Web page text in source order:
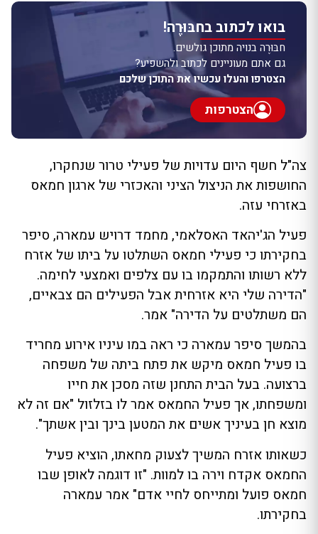
בואו לכתוב בחבּוּרֶה!
חבּוּרֶה בנויה מתוכן גולשים.
גם אתם מעוניינים לכתוב ולהשפיע?
הצטרפו והעלו עכשיו את התוכן שלכם
הצטרפות
צה"ל חשף היום עדויות של פעילי טרור שנחקרו,
החושפות את הניצול הציני והאכזרי של ארגון חמאס
באזרחי עזה.
פעיל הג'יהאד האסלאמי, מחמד דרויש עמארה, סיפר
בחקירתו כי פעילי חמאס השתלטו על ביתו של אזרח
ללא רשותו והתמקמו בו עם צלפים ואמצעי לחימה.
"הדירה שלי היא אזרחית אבל הפעילים הם צבאיים,
הם משתלטים על הדירה" אמר.
בהמשך סיפר עמארה כי ראה במו עיניו אירוע מחריד
בו פעיל חמאס מיקש את פתח ביתה של משפחה
ברצועה. בעל הבית התחנן שזה מסכן את חייו
ומשפחתו, אך פעיל החמאס אמר לו בזלזול "אם זה לא
מוצא חן בעיניך אשים את המטען בינך ובין אשתך".
כשאותו אזרח המשיך לצעוק מחאתו, הוציא פעיל
החמאס אקדח וירה בו למוות. "זו דוגמה לאופן שבו
חמאס פועל ומתייחס לחיי אדם" אמר עמארה
בחקירתו.